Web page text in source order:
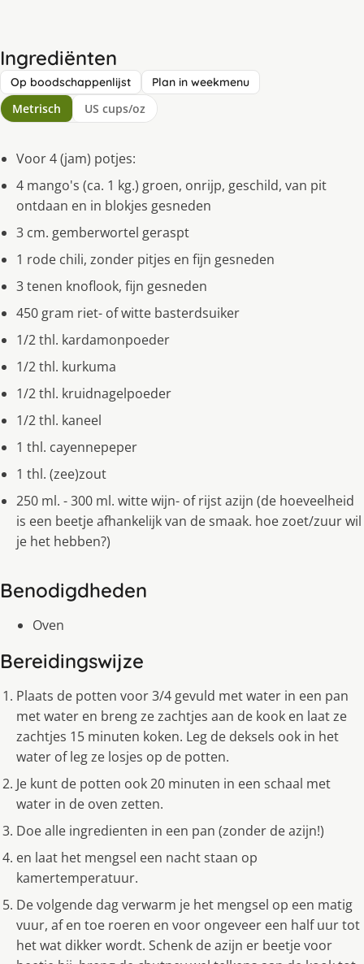
Ingrediënten
Op boodschappenlijst Plan in weekmenu
Metrisch US cups/oz
Voor 4 (jam) potjes:
4 mango's (ca. 1 kg.) groen, onrijp, geschild, van pit
ontdaan en in blokjes gesneden
3 cm. gemberwortel geraspt
1 rode chili, zonder pitjes en fijn gesneden
3 tenen knoflook, fijn gesneden
450 gram riet- of witte basterdsuiker
1/2 thl. kardamonpoeder
1/2 thl. kurkuma
1/2 thl. kruidnagelpoeder
1/2 thl. kaneel
1 thl. cayennepeper
1 thl. (zee)zout
250 ml. - 300 ml. witte wijn- of rijst azijn (de hoeveelheid
is een beetje afhankelijk van de smaak. hoe zoet/zuur wil
je het hebben?)
Benodigdheden
Oven
Bereidingswijze
Plaats de potten voor 3/4 gevuld met water in een pan
met water en breng ze zachtjes aan de kook en laat ze
zachtjes 15 minuten koken. Leg de deksels ook in het
water of leg ze losjes op de potten.
Je kunt de potten ook 20 minuten in een schaal met
water in de oven zetten.
Doe alle ingredienten in een pan (zonder de azijn!)
en laat het mengsel een nacht staan op
kamertemperatuur.
De volgende dag verwarm je het mengsel op een matig
vuur, af en toe roeren en voor ongeveer een half uur tot
het wat dikker wordt. Schenk de azijn er beetje voor